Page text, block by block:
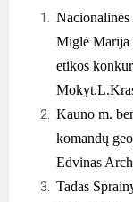
Miglė Marija
etikos
Kauno m.
komandų
Edvinas
Tadas